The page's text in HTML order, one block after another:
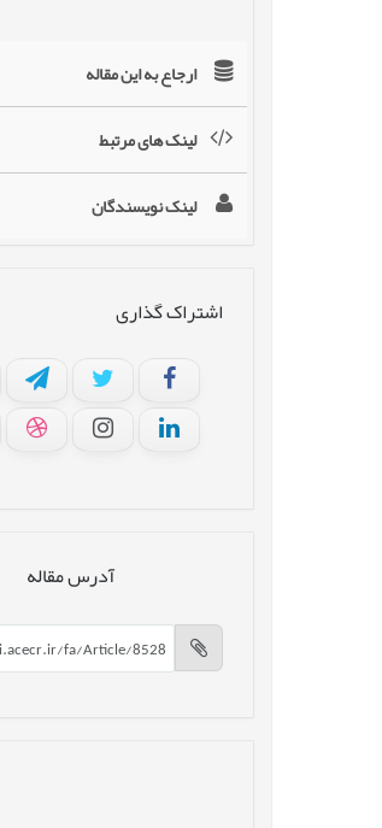
ارجاع به این مقاله
لینک های مرتبط
لینک نویسندگان
اشتراک گذاری
آدرس مقاله